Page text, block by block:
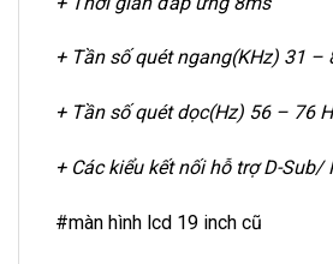
+ Tần số quét ngang(KHz) 31 –
+ Tần số quét dọc(Hz) 56 – 76
+ Các kiểu kết nối hỗ trợ D-Sub/
#màn hình lcd 19 inch cũ